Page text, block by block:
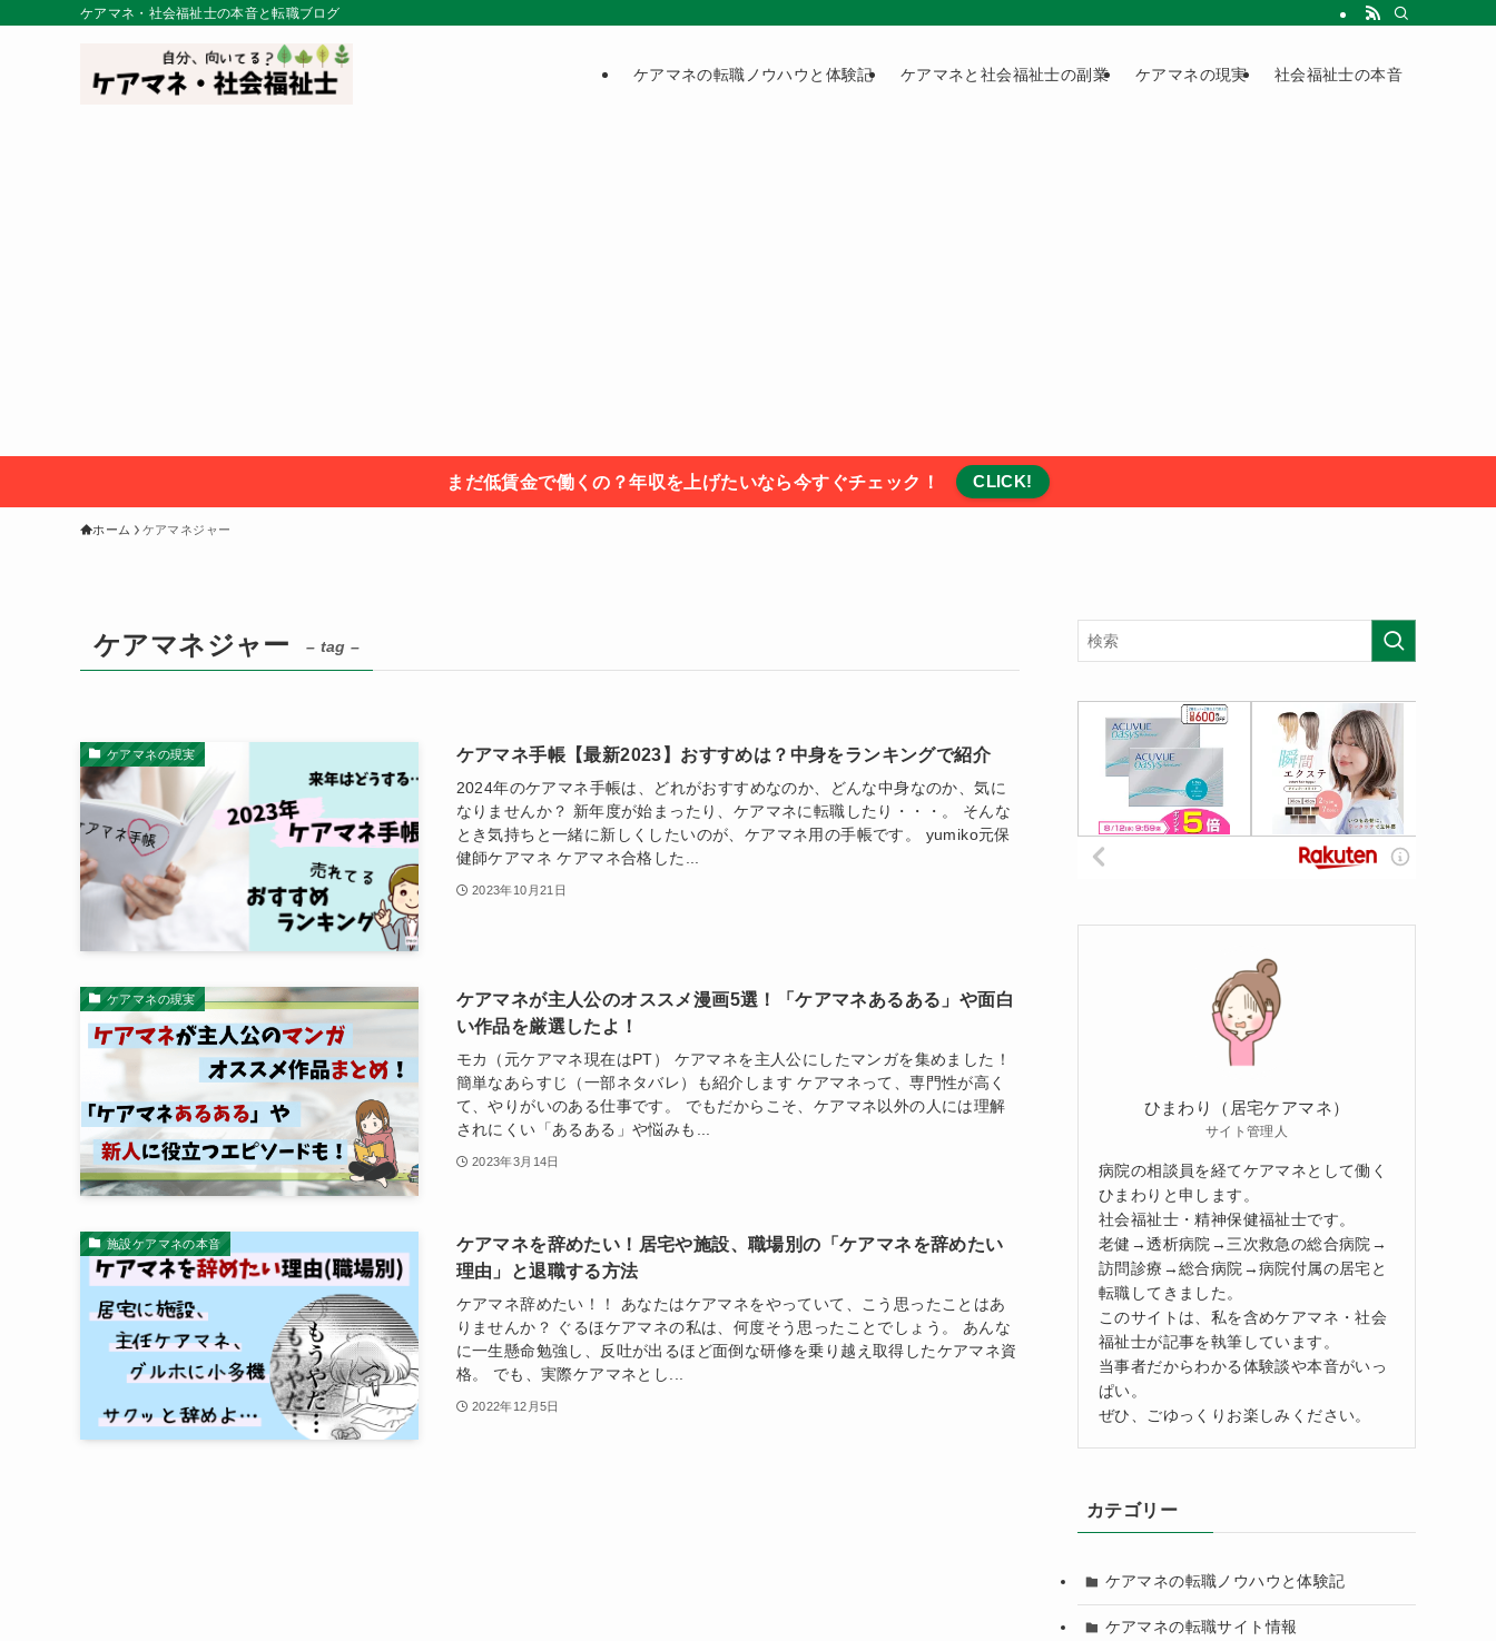
ケアマネ・社会福祉士の本音と転職ブログ
ケアマネの転職ノウハウと体験記 ケアマネと社会福祉士の副業 ケアマネの現実 社会福祉士の本音
まだ低賃金で働くの？年収を上げたいなら今すぐチェック！ CLICK!
ホーム ケアマネジャー
ケアマネジャー – tag –
ケアマネの現実 ケアマネ手帳【最新2023】おすすめは？中身をランキングで紹介
2024年のケアマネ手帳は、どれがおすすめなのか、どんな中身なのか、気に
なりませんか？ 新年度が始まったり、ケアマネに転職したり・・・。 そんな
とき気持ちと一緒に新しくしたいのが、ケアマネ用の手帳です。 yumiko元保
健師ケアマネ ケアマネ合格した...
2023年10月21日
ケアマネの現実
ケアマネが主人公のオススメ漫画5選！「ケアマネあるある」や面白
い作品を厳選したよ！
モカ（元ケアマネ現在はPT） ケアマネを主人公にしたマンガを集めました！
簡単なあらすじ（一部ネタバレ）も紹介します ケアマネって、専門性が高く
て、やりがいのある仕事です。 でもだからこそ、ケアマネ以外の人には理解
されにくい「あるある」や悩みも...
2023年3月14日
施設ケアマネの本音
ケアマネを辞めたい！居宅や施設、職場別の「ケアマネを辞めたい
理由」と退職する方法
ケアマネ辞めたい！！ あなたはケアマネをやっていて、こう思ったことはあ
りませんか？ ぐるほケアマネの私は、何度そう思ったことでしょう。 あんな
に一生懸命勉強し、反吐が出るほど面倒な研修を乗り越え取得したケアマネ資
格。 でも、実際ケアマネとし...
2022年12月5日
ひまわり（居宅ケアマネ）
サイト管理人
病院の相談員を経てケアマネとして働く
ひまわりと申します。
社会福祉士・精神保健福祉士です。
老健→透析病院→三次救急の総合病院→
訪問診療→総合病院→病院付属の居宅と
転職してきました。
このサイトは、私を含めケアマネ・社会
福祉士が記事を執筆しています。
当事者だからわかる体験談や本音がいっ
ぱい。
ぜひ、ごゆっくりお楽しみください。
カテゴリー
ケアマネの転職ノウハウと体験記
ケアマネの転職サイト情報